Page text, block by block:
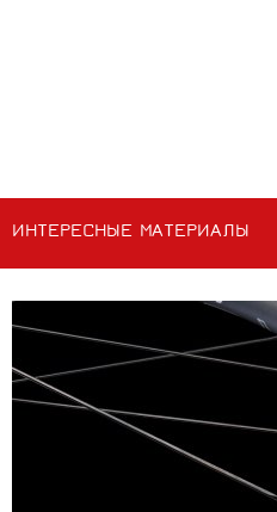
ИНТЕРЕСНЫЕ МАТЕРИАЛЫ